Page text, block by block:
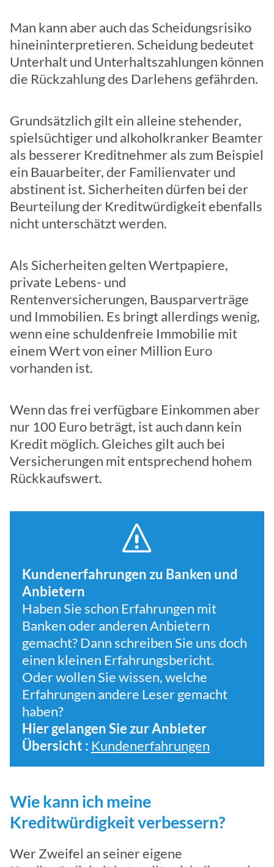
Man kann aber auch das Scheidungsrisiko
hineininterpretieren. Scheidung bedeutet
Unterhalt und Unterhaltszahlungen können
die Rückzahlung des Darlehens gefährden.
Grundsätzlich gilt ein alleine stehender,
spielsüchtiger und alkoholkranker Beamter
als besserer Kreditnehmer als zum Beispiel
ein Bauarbeiter, der Familienvater und
abstinent ist. Sicherheiten dürfen bei der
Beurteilung der Kreditwürdigkeit ebenfalls
nicht unterschätzt werden.
Als Sicherheiten gelten Wertpapiere,
private Lebens- und
Rentenversicherungen, Bausparverträge
und Immobilien. Es bringt allerdings wenig,
wenn eine schuldenfreie Immobilie mit
einem Wert von einer Million Euro
vorhanden ist.
Wenn das frei verfügbare Einkommen aber
nur 100 Euro beträgt, ist auch dann kein
Kredit möglich. Gleiches gilt auch bei
Versicherungen mit entsprechend hohem
Rückkaufswert.
Kundenerfahrungen zu Banken und
Anbietern
Haben Sie schon Erfahrungen mit
Banken oder anderen Anbietern
gemacht? Dann schreiben Sie uns doch
einen kleinen Erfahrungsbericht.
Oder wollen Sie wissen, welche
Erfahrungen andere Leser gemacht
haben?
Hier gelangen Sie zur Anbieter
Übersicht : Kundenerfahrungen
Wie kann ich meine
Kreditwürdigkeit verbessern?
Wer Zweifel an seiner eigene